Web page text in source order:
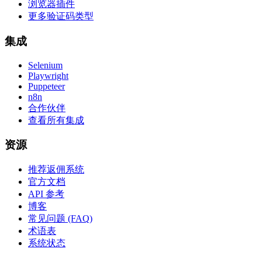
浏览器插件
更多验证码类型
集成
Selenium
Playwright
Puppeteer
n8n
合作伙伴
查看所有集成
资源
推荐返佣系统
官方文档
API 参考
博客
常见问题 (FAQ)
术语表
系统状态